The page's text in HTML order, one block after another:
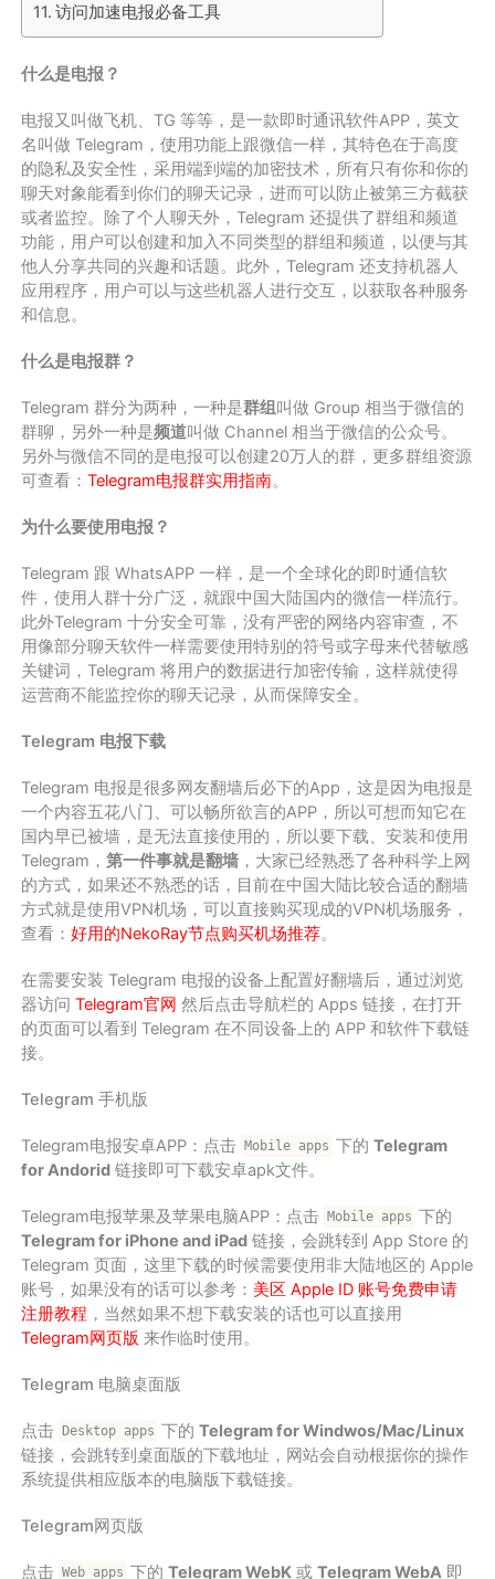
访问加速电报必备工具
什么是电报？
电报又叫做飞机、TG 等等，是一款即时通讯软件APP，英文
名叫做 Telegram，使用功能上跟微信一样，其特色在于高度
的隐私及安全性，采用端到端的加密技术，所有只有你和你的
聊天对象能看到你们的聊天记录，进而可以防止被第三方截获
或者监控。除了个人聊天外，Telegram 还提供了群组和频道
功能，用户可以创建和加入不同类型的群组和频道，以便与其
他人分享共同的兴趣和话题。此外，Telegram 还支持机器人
应用程序，用户可以与这些机器人进行交互，以获取各种服务
和信息。
什么是电报群？
Telegram 群分为两种，一种是群组叫做 Group 相当于微信的
群聊，另外一种是频道叫做 Channel 相当于微信的公众号。
另外与微信不同的是电报可以创建20万人的群，更多群组资源
可查看：Telegram电报群实用指南。
为什么要使用电报？
Telegram 跟 WhatsAPP 一样，是一个全球化的即时通信软
件，使用人群十分广泛，就跟中国大陆国内的微信一样流行。
此外Telegram 十分安全可靠，没有严密的网络内容审查，不
用像部分聊天软件一样需要使用特别的符号或字母来代替敏感
关键词，Telegram 将用户的数据进行加密传输，这样就使得
运营商不能监控你的聊天记录，从而保障安全。
Telegram 电报下载
Telegram 电报是很多网友翻墙后必下的App，这是因为电报是
一个内容五花八门、可以畅所欲言的APP，所以可想而知它在
国内早已被墙，是无法直接使用的，所以要下载、安装和使用
Telegram，第一件事就是翻墙 ，大家已经熟悉了各种科学上网
的方式，如果还不熟悉的话，目前在中国大陆比较合适的翻墙
方式就是使用VPN机场，可以直接购买现成的VPN机场服务，
查看：好用的NekoRay节点购买机场推荐。
在需要安装 Telegram 电报的设备上配置好翻墙后，通过浏览
器访问Telegram官网 然后点击导航栏的 Apps 链接，在打开
的页面可以看到 Telegram 在不同设备上的 APP 和软件下载链
接。
Telegram 手机版
Telegram电报安卓APP：点击 Mobile apps 下的Telegram
for Andorid 链接即可下载安卓apk文件。
Telegram电报苹果及苹果电脑APP：点击 Mobile apps 下的
Telegram for iPhone and iPad 链接，会跳转到 App Store 的
Telegram 页面，这里下载的时候需要使用非大陆地区的 Apple
账号，如果没有的话可以参考： 美区 Apple ID 账号免费申请
注册教程 ，当然如果不想下载安装的话也可以直接用
Telegram网页版 来作临时使用。
Telegram 电脑桌面版
点击 Desktop apps 下的Telegram for Windwos/Mac/Linux
链接，会跳转到桌面版的下载地址，网站会自动根据你的操作
系统提供相应版本的电脑版下载链接。
Telegram网页版
点击 Web apps 下的Telegram WebK 或Telegram WebA 即